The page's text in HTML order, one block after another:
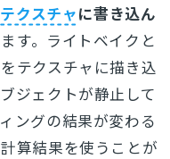
テクスチャに書き込ん
す。ライトベイクと
テクスチャに描き込
ジェクトが静止して
ングの結果が変わる
算結果を使うことが